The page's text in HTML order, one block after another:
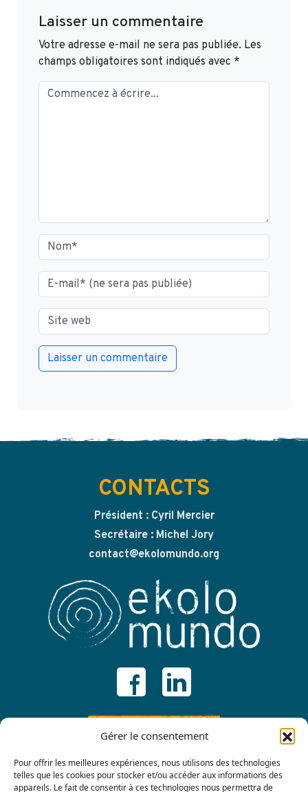
Gérer le consentement
Pour offrir les meilleures expériences, nous utilisons des technologies
telles que les cookies pour stocker et/ou accéder aux informations des
appareils. Le fait de consentir à ces technologies nous permettra de
Laisser un commentaire
Votre adresse e-mail ne sera pas publiée. Les
champs obligatoires sont indiqués avec *
CONTACTS
Président : Cyril Mercier
Secrétaire : Michel Jory
contact@ekolomundo.org
ADHÉRER